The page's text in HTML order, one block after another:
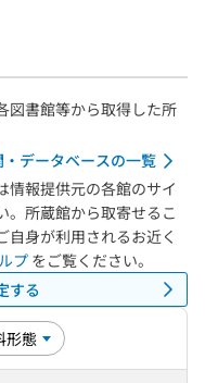
図書館等から取得した所
データベースの一覧
情報提供元の各館のサイ
。所蔵館から取寄せるこ
自身が利用されるお近く
プ をご覧ください。
する